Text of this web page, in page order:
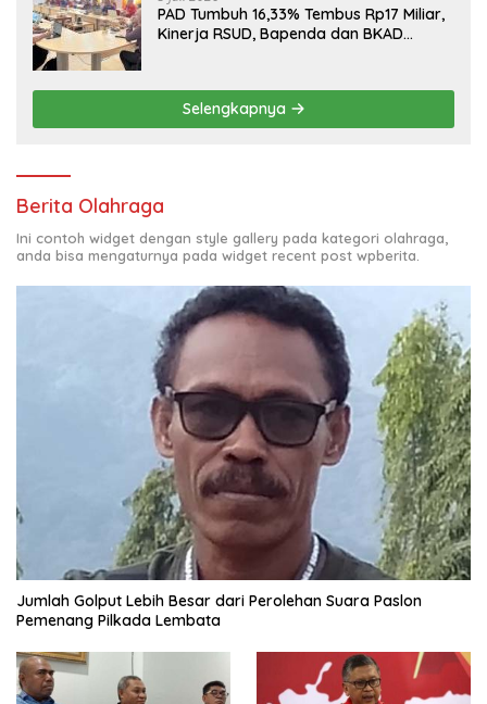
PAD Tumbuh 16,33% Tembus Rp17 Miliar,
Kinerja RSUD, Bapenda dan BKAD
Selengkapnya
Berita Olahraga
Ini contoh widget dengan style gallery pada kategori olahraga,
anda bisa mengaturnya pada widget recent post wpberita.
Jumlah Golput Lebih Besar dari Perolehan Suara Paslon
Pemenang Pilkada Lembata